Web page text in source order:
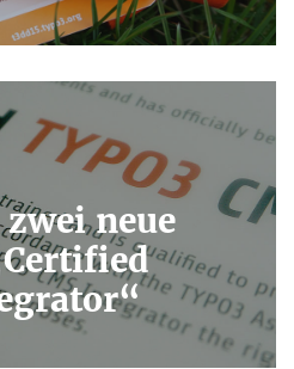
neue